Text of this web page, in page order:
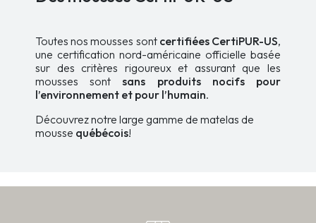
Toutes nos mousses sont certifiées CertiPUR-US,
une certification nord-américaine officielle basée
sur des critères rigoureux et assurant que les
mousses sontsans produits nocifs pour
l’environnement et pour l’humain.
Découvrez notre large gamme de matelas de
mousse québécois!